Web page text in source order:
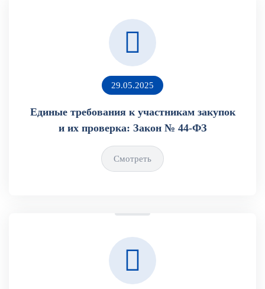
29.05.2025
Единые требования к участникам закупок
и их проверка: Закон № 44-ФЗ
Смотреть